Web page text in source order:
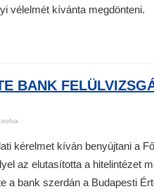
vélelmét kívánta megdönteni.
BANK
kérelmet kíván benyújtani a
az elutasította a hitelintézet
a bank szerdán a Budapesti